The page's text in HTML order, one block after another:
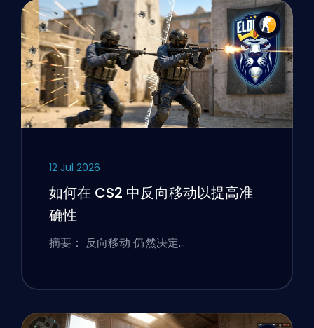
12 Jul 2026
如何在 CS2 中反向移动以提高准
确性
摘要： 反向移动 仍然决定…